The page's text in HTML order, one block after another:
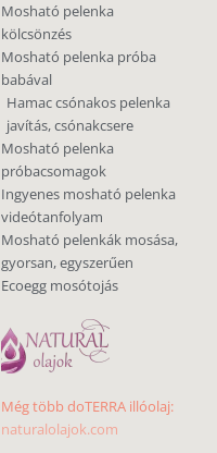
Mosható pelenka
kölcsönzés
Mosható pelenka próba
babával
Hamac csónakos pelenka
javítás, csónakcsere
Mosható pelenka
próbacsomagok
Ingyenes mosható pelenka
videótanfolyam
Mosható pelenkák mosása,
gyorsan, egyszerűen
Ecoegg mosótojás
Még több doTERRA illóolaj:
naturalolajok.com